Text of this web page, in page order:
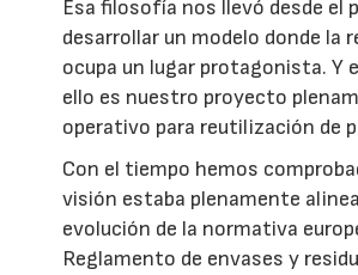
Esa filosofía nos llevó desde el
desarrollar un modelo donde la
ocupa un lugar protagonista. Y
ello es nuestro proyecto
operativo para reutilización de
Con el tiempo hemos
visión estaba plenamente
evolución de la normativa
Reglamento de envases y